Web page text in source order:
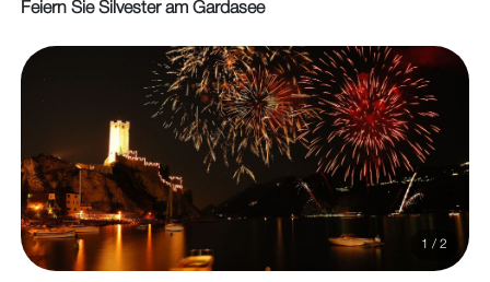
Feiern Sie Silvester am Gardasee
1 / 2